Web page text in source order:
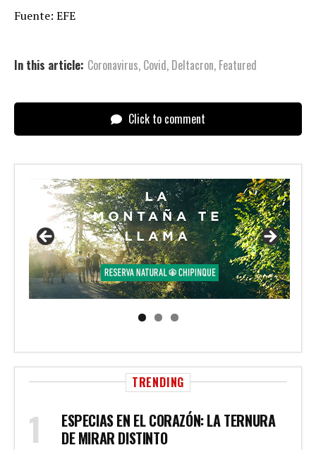
Fuente: EFE
In this article: Coronavirus, Covid, Deltacron, Featured
Click to comment
TRENDING
ESPECIAS EN EL CORAZÓN: LA TERNURA
DE MIRAR DISTINTO